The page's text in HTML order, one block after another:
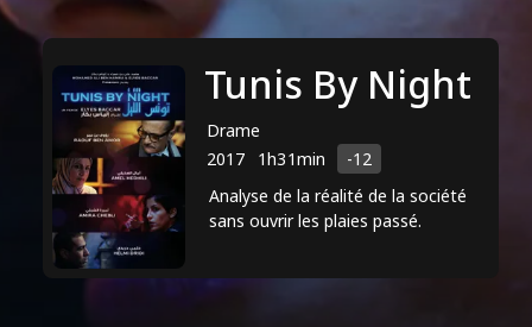
Tunis By Night
Drame
2017
1h31min
-12
Analyse de la réalité de la société
sans ouvrir les plaies passé.